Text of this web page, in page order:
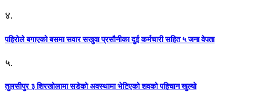
४.
पहिराेले बगाएकाे बसमा सवार सखुवा प्रसाैनीका दुई कर्मचारी सहित ५ जना वेपता
५.
तुलसीपुर ३ शिरखोलामा सडेको अवस्थामा भेटिएको शवको पहिचान खुल्यो